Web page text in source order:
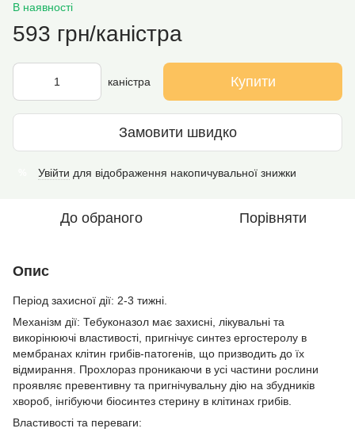
В наявності
593 грн/каністра
каністра Купити
Замовити швидко
Увійти для відображення накопичувальної знижки
До обраного Порівняти
Опис
Період захисної дії: 2-3 тижні.
Механізм дії: Тебуконазол має захисні, лікувальні та
викорінюючі властивості, пригнічує синтез ергостеролу в
мембранах клітин грибів-патогенів, що призводить до їх
відмирання. Прохлораз проникаючи в усі частини рослини
проявляє превентивну та пригнічувальну дію на збудників
хвороб, інгібуючи біосинтез стерину в клітинах грибів.
Властивості та переваги: